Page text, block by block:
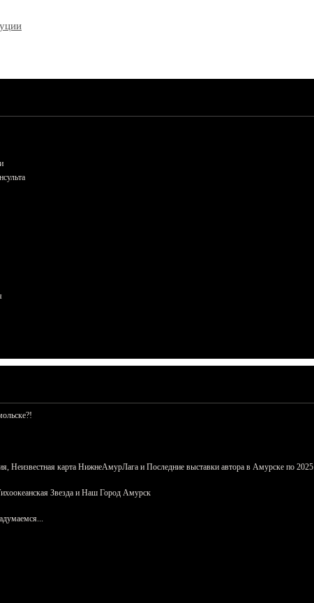
Неизвестная карта НижнеАмурЛага и Последние выставки автора в Амурске по 2025
Звезда и Наш Город Амурск